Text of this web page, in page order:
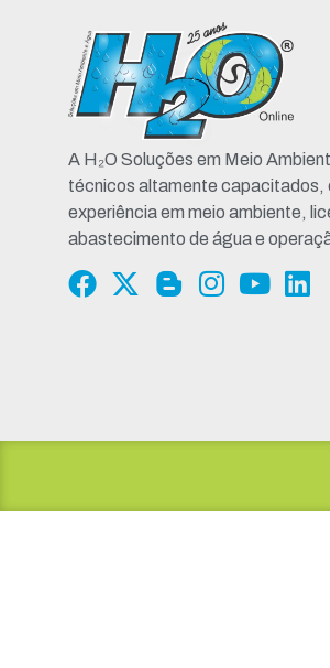
A H₂O Soluções em Meio
técnicos altamente capacitados,
experiência em meio ambiente,
abastecimento de água e